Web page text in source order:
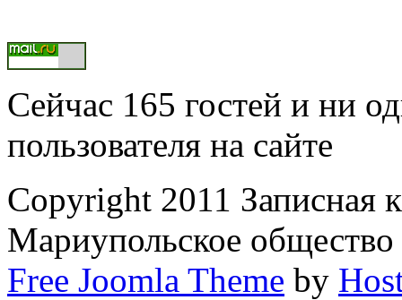
Сейчас 165 гостей и ни
пользователя на сайте
Copyright 2011 Записная
Мариупольское
Free Joomla Theme by